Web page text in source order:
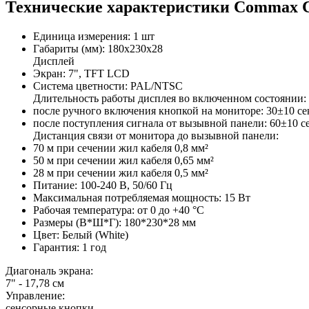
Технические характеристики Commax
Единица измерения: 1 шт
Габариты (мм): 180x230x28
Дисплей
Экран: 7", TFT LCD
Система цветности: PAL/NTSC
Длительность работы дисплея во включенном состоянии:
после ручного включения кнопкой на мониторе: 30±10
после поступления сигнала от вызывной панели: 60±10
Дистанция связи от монитора до вызывной панели:
70 м при сечении жил кабеля 0,8 мм²
50 м при сечении жил кабеля 0,65 мм²
28 м при сечении жил кабеля 0,5 мм²
Питание: 100-240 В, 50/60 Гц
Максимальная потребляемая мощность: 15 Вт
Рабочая температура: от 0 до +40 °С
Размеры (В*Ш*Г): 180*230*28 мм
Цвет: Белый (White)
Гарантия: 1 год
Диагональ экрана:
7" - 17,78 см
Управление: